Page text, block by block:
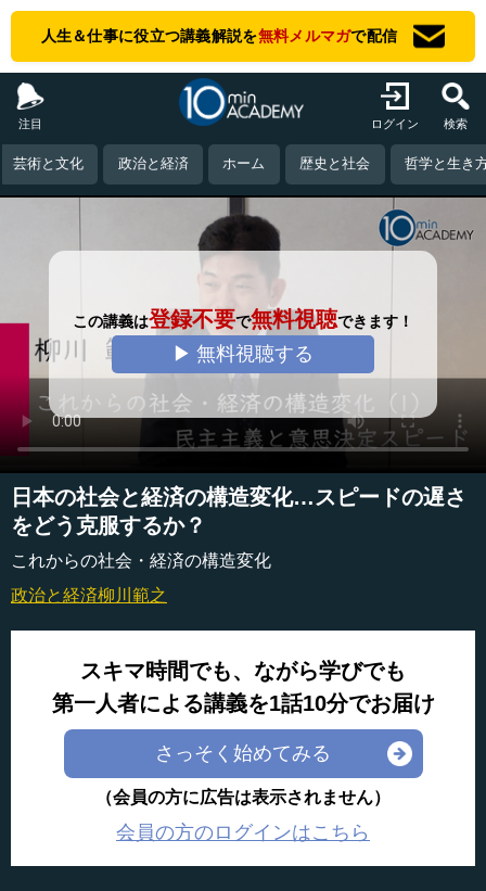
人生＆仕事に役立つ講義解説を無料メルマガで配信
注目 ログイン 検索
芸術と文化 政治と経済 ホーム 歴史と社会 哲学と生き
この講義は登録不要で無料視聴できます！
▶ 無料視聴する
日本の社会と経済の構造変化…スピードの遅さ
をどう克服するか？
これからの社会・経済の構造変化
政治と経済柳川範之
スキマ時間でも、ながら学びでも
第一人者による講義を1話10分でお届け
さっそく始めてみる
（会員の方に広告は表示されません）
会員の方のログインはこちら